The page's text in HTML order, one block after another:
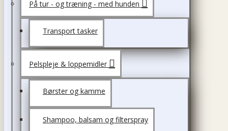
På tur - og træning - med hunden
Transport tasker
Pelspleje & loppemidler
Børster og kamme
Shampoo, balsam og filterspray